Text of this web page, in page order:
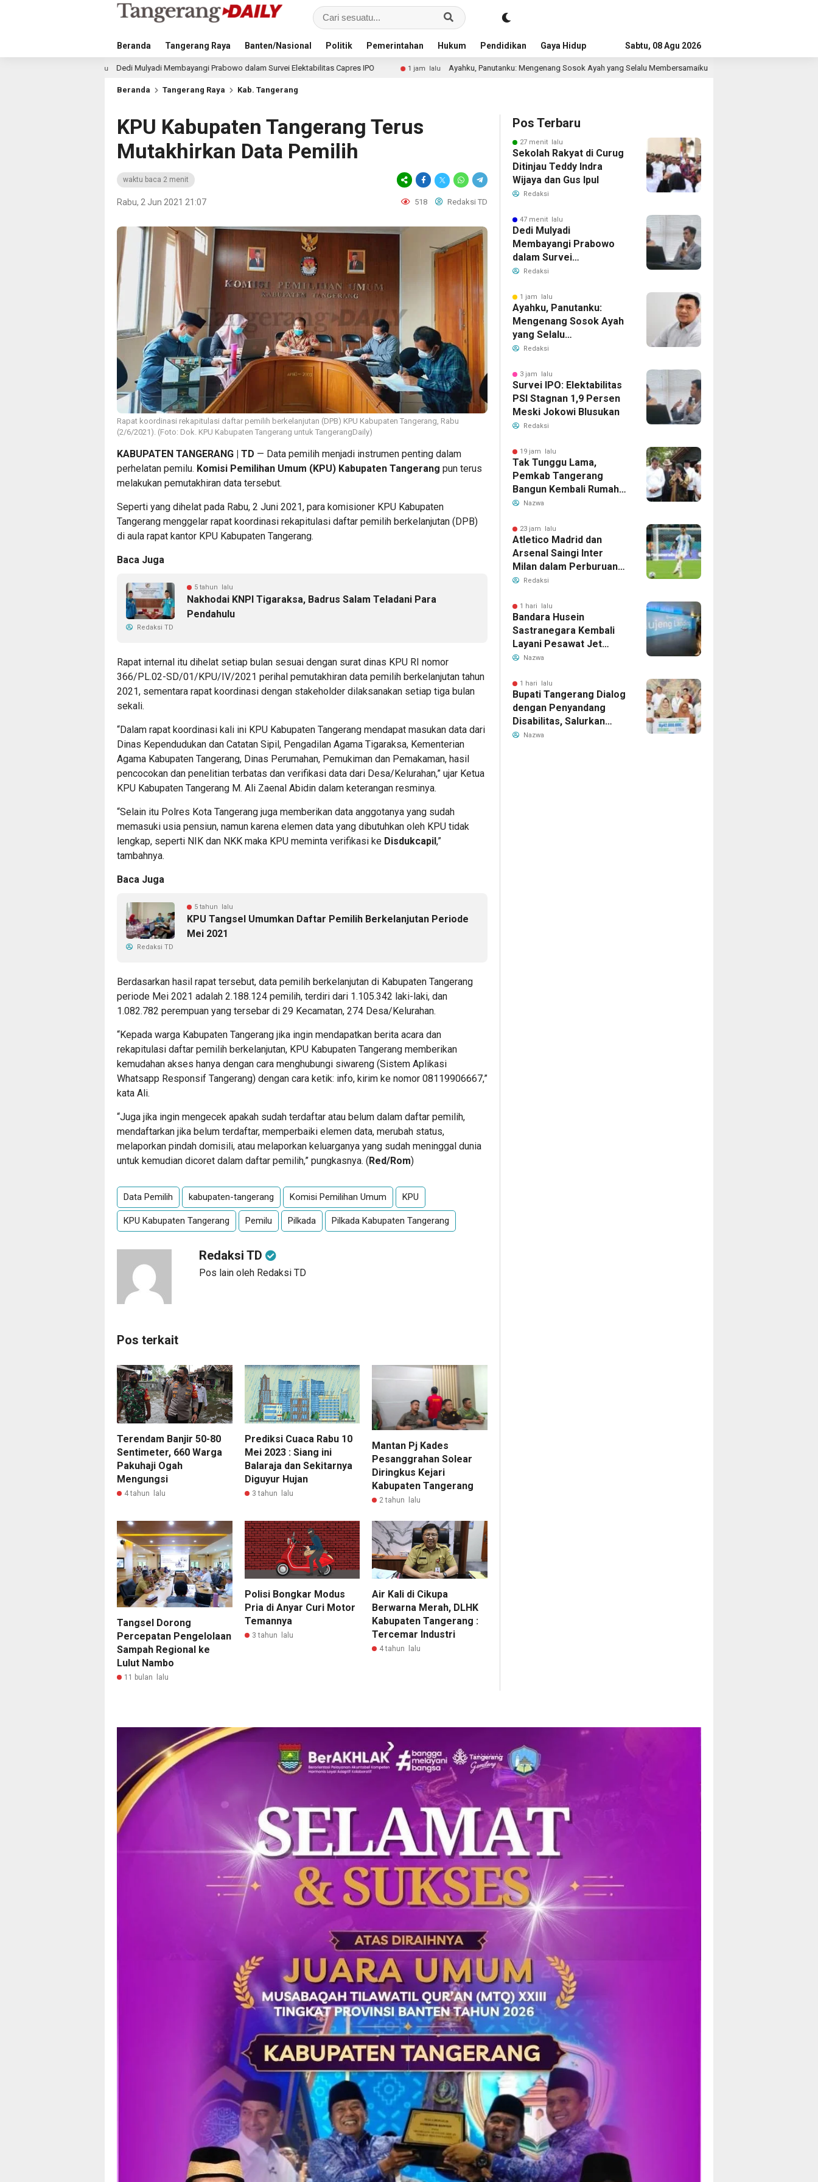
Beranda Tangerang Raya Banten/Nasional Politik Pemerintahan Hukum Pendidikan Gaya Hidup AdvertorialSabtu, 08 Agu 2026
Dedi Mulyadi Membayangi Prabowo dalam Survei Elektabilitas Capres IPO 1 jam lalu Ayahku, Panutanku: Mengenang Sosok Ayah yang Selalu Membersamaiku 3 jam lalu Survei IPO: Elektabilitas PSI Stagnan
Beranda Tangerang Raya Kab. Tangerang
KPU Kabupaten Tangerang Terus
Mutakhirkan Data Pemilih
waktu baca 2 menit
Rabu, 2 Jun 2021 21:07 518 Redaksi TD
Rapat koordinasi rekapitulasi daftar pemilih berkelanjutan (DPB) KPU Kabupaten Tangerang, Rabu
(2/6/2021). (Foto: Dok. KPU Kabupaten Tangerang untuk TangerangDaily)
KABUPATEN TANGERANG | TD — Data pemilih menjadi instrumen penting dalam
perhelatan pemilu. Komisi Pemilihan Umum (KPU) Kabupaten Tangerang pun terus
melakukan pemutakhiran data tersebut.
Seperti yang dihelat pada Rabu, 2 Juni 2021, para komisioner KPU Kabupaten
Tangerang menggelar rapat koordinasi rekapitulasi daftar pemilih berkelanjutan (DPB)
di aula rapat kantor KPU Kabupaten Tangerang.
Baca Juga
5 tahun lalu
Nakhodai KNPI Tigaraksa, Badrus Salam Teladani Para
Pendahulu
Redaksi TD
Rapat internal itu dihelat setiap bulan sesuai dengan surat dinas KPU RI nomor
366/PL.02-SD/01/KPU/IV/2021 perihal pemutakhiran data pemilih berkelanjutan tahun
2021, sementara rapat koordinasi dengan stakeholder dilaksanakan setiap tiga bulan
sekali.
“Dalam rapat koordinasi kali ini KPU Kabupaten Tangerang mendapat masukan data dari
Dinas Kependudukan dan Catatan Sipil, Pengadilan Agama Tigaraksa, Kementerian
Agama Kabupaten Tangerang, Dinas Perumahan, Pemukiman dan Pemakaman, hasil
pencocokan dan penelitian terbatas dan verifikasi data dari Desa/Kelurahan,” ujar Ketua
KPU Kabupaten Tangerang M. Ali Zaenal Abidin dalam keterangan resminya.
“Selain itu Polres Kota Tangerang juga memberikan data anggotanya yang sudah
memasuki usia pensiun, namun karena elemen data yang dibutuhkan oleh KPU tidak
lengkap, seperti NIK dan NKK maka KPU meminta verifikasi ke Disdukcapil,”
tambahnya.
Baca Juga
5 tahun lalu
KPU Tangsel Umumkan Daftar Pemilih Berkelanjutan Periode
Mei 2021
Redaksi TD
Berdasarkan hasil rapat tersebut, data pemilih berkelanjutan di Kabupaten Tangerang
periode Mei 2021 adalah 2.188.124 pemilih, terdiri dari 1.105.342 laki-laki, dan
1.082.782 perempuan yang tersebar di 29 Kecamatan, 274 Desa/Kelurahan.
“Kepada warga Kabupaten Tangerang jika ingin mendapatkan berita acara dan
rekapitulasi daftar pemilih berkelanjutan, KPU Kabupaten Tangerang memberikan
kemudahan akses hanya dengan cara menghubungi siwareng (Sistem Aplikasi
Whatsapp Responsif Tangerang) dengan cara ketik: info, kirim ke nomor 08119906667,”
kata Ali.
“Juga jika ingin mengecek apakah sudah terdaftar atau belum dalam daftar pemilih,
mendaftarkan jika belum terdaftar, memperbaiki elemen data, merubah status,
melaporkan pindah domisili, atau melaporkan keluarganya yang sudah meninggal dunia
untuk kemudian dicoret dalam daftar pemilih,” pungkasnya. (Red/Rom)
Data Pemilih kabupaten-tangerang Komisi Pemilihan Umum KPU
KPU Kabupaten Tangerang Pemilu Pilkada Pilkada Kabupaten Tangerang
Redaksi TD
Pos lain oleh Redaksi TD
Pos terkait
Terendam Banjir 50-80
Sentimeter, 660 Warga
Pakuhaji Ogah
Mengungsi
4 tahun lalu
Prediksi Cuaca Rabu 10
Mei 2023 : Siang ini
Balaraja dan Sekitarnya
Diguyur Hujan
3 tahun lalu
Mantan Pj Kades
Pesanggrahan Solear
Diringkus Kejari
Kabupaten Tangerang
2 tahun lalu
Tangsel Dorong
Percepatan Pengelolaan
Sampah Regional ke
Lulut Nambo
11 bulan lalu
Polisi Bongkar Modus
Pria di Anyar Curi Motor
Temannya
3 tahun lalu
Air Kali di Cikupa
Berwarna Merah, DLHK
Kabupaten Tangerang :
Tercemar Industri
4 tahun lalu
Pos Terbaru
27 menit lalu
Sekolah Rakyat di Curug
Ditinjau Teddy Indra
Wijaya dan Gus Ipul
Redaksi
47 menit lalu
Dedi Mulyadi
Membayangi Prabowo
dalam Survei
Elektabilitas Capres IPO
Redaksi
1 jam lalu
Ayahku, Panutanku:
Mengenang Sosok Ayah
yang Selalu
Membersamaiku
Redaksi
3 jam lalu
Survei IPO: Elektabilitas
PSI Stagnan 1,9 Persen
Meski Jokowi Blusukan
Redaksi
19 jam lalu
Tak Tunggu Lama,
Pemkab Tangerang
Bangun Kembali Rumah
Warga yang Roboh
Nazwa
23 jam lalu
Atletico Madrid dan
Arsenal Saingi Inter
Milan dalam Perburuan
Cristian Romero,
Memanas
Redaksi
1 hari lalu
Bandara Husein
Sastranegara Kembali
Layani Pesawat Jet
Mulai 14 Agustus 2026,
Rute Bandung-Denpasar
Nazwa
1 hari lalu
Bupati Tangerang Dialog
dengan Penyandang
Disabilitas, Salurkan
Bantuan dan Tampung
Nazwa